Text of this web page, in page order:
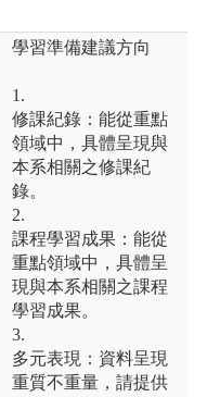
學習準備建議方向
1.
修課紀錄：能從重點
領域中，具體呈現與
本系相關之修課紀
錄。
2.
課程學習成果：能從
重點領域中，具體呈
現與本系相關之課程
學習成果。
3.
多元表現：資料呈現
重質不重量，請提供